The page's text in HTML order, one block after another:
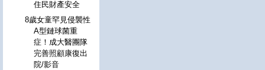
住民財產安全
8歲女童罕見侵襲性
A型鏈球菌重
症！成大醫團隊
完善照顧康復出
院/影音